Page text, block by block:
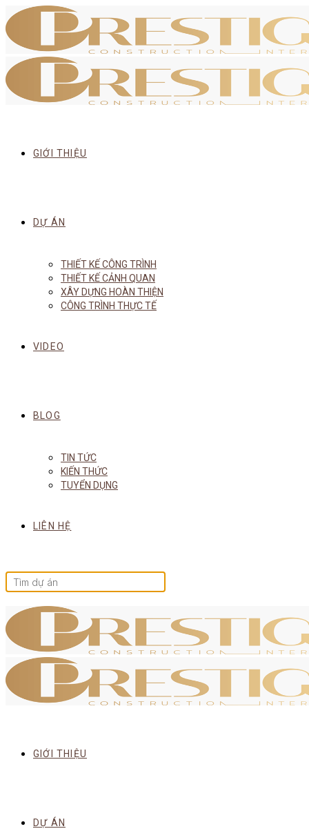
GIỚI THIỆU
DỰ ÁN
THIẾT KẾ CÔNG TRÌNH
THIẾT KẾ CẢNH QUAN
XÂY DỰNG HOÀN THIỆN
CÔNG TRÌNH THỰC TẾ
VIDEO
BLOG
TIN TỨC
KIẾN THỨC
TUYỂN DỤNG
LIÊN HỆ
GIỚI THIỆU
DỰ ÁN